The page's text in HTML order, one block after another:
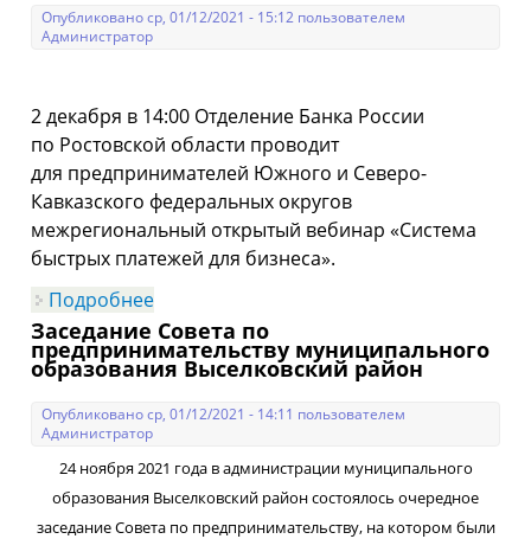
Опубликовано ср, 01/12/2021 - 15:12 пользователем
Администратор
2 декабря в 14:00 Отделение Банка России
по Ростовской области проводит
для предпринимателей Южного и Северо-
Кавказского федеральных округов
межрегиональный открытый вебинар «Система
быстрых платежей для бизнеса».
Подробнее
о преимуществах системы быстрых
платежей
Заседание Совета по
предпринимательству муниципального
образования Выселковский район
Опубликовано ср, 01/12/2021 - 14:11 пользователем
Администратор
24 ноября 2021 года в администрации муниципального
образования Выселковский район состоялось очередное
заседание Совета по предпринимательству, на котором были